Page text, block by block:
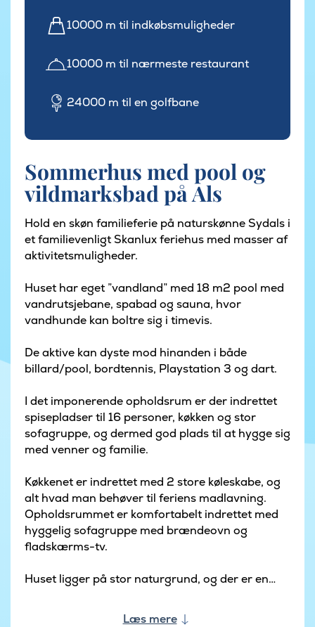
10000 m til indkøbsmuligheder
10000 m til nærmeste restaurant
24000 m til en golfbane
Sommerhus med pool og
vildmarksbad på Als
Hold en skøn familieferie på naturskønne Sydals i
et familievenligt Skanlux feriehus med masser af
aktivitetsmuligheder.
Huset har eget ”vandland” med 18 m2 pool med
vandrutsjebane, spabad og sauna, hvor
vandhunde kan boltre sig i timevis.
De aktive kan dyste mod hinanden i både
billard/pool, bordtennis, Playstation 3 og dart.
I det imponerende opholdsrum er der indrettet
spisepladser til 16 personer, køkken og stor
sofagruppe, og dermed god plads til at hygge sig
med venner og familie.
Køkkenet er indrettet med 2 store køleskabe, og
alt hvad man behøver til feriens madlavning.
Opholdsrummet er komfortabelt indrettet med
hyggelig sofagruppe med brændeovn og
fladskærms-tv.
Huset ligger på stor naturgrund, og der er en
mindste er der sandkasse og gynger.
Læs mere